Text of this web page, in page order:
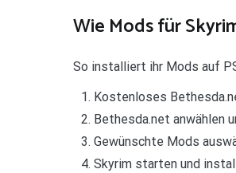
Wie Mods für
So installiert ihr Mods auf
Kostenloses
Bethesda.net anwählen
Gewünschte Mods
Skyrim starten und